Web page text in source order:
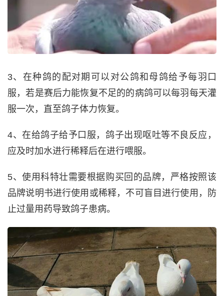
3、在种鸽的配对期可以对公鸽和母鸽给予每羽口
服，若是赛后力能恢复不足的的病鸽可以每羽每天灌
服一次，直至鸽子体力恢复。
4、在给鸽子给予口服，鸽子出现呕吐等不良反应，
应及时加水进行稀释后在进行喂服。
5、使用科特壮需要根据购买回的品牌，严格按照该
品牌说明书进行使用或稀释，不可盲目进行使用，防
止过量用药导致鸽子患病。